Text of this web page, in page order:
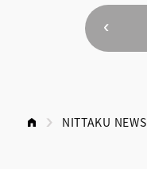
NITTAKU NEWS